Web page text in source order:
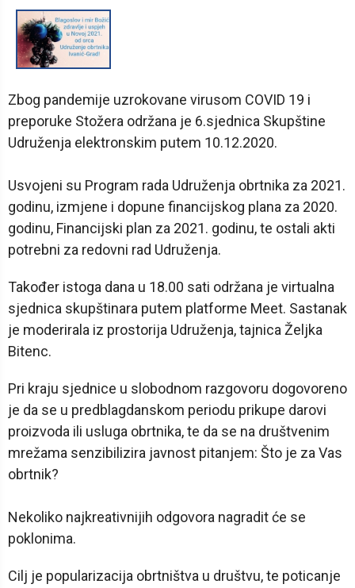
Zbog pandemije uzrokovane virusom COVID 19 i
preporuke Stožera održana je 6.sjednica Skupštine
Udruženja elektronskim putem 10.12.2020.
Usvojeni su Program rada Udruženja obrtnika za 2021.
godinu, izmjene i dopune financijskog plana za 2020.
godinu, Financijski plan za 2021. godinu, te ostali akti
potrebni za redovni rad Udruženja.
Također istoga dana u 18.00 sati održana je virtualna
sjednica skupštinara putem platforme Meet. Sastanak
je moderirala iz prostorija Udruženja, tajnica Željka
Bitenc.
Pri kraju sjednice u slobodnom razgovoru dogovoreno
je da se u predblagdanskom periodu prikupe darovi
proizvoda ili usluga obrtnika, te da se na društvenim
mrežama senzibilizira javnost pitanjem: Što je za Vas
obrtnik?
Nekoliko najkreativnijih odgovora nagradit će se
poklonima.
Cilj je popularizacija obrtništva u društvu, te poticanje